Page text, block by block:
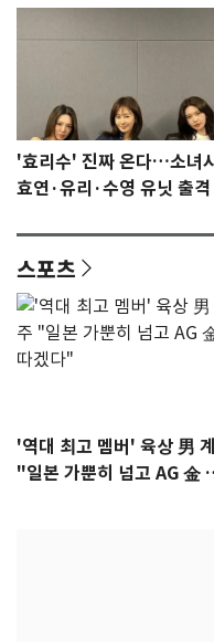
'효리수' 진짜 온다…소녀
효연·유리·수영 유닛 출
스포츠
'역대 최고 멤버' 육상 男
"일본 가뿐히 넘고 AG 金